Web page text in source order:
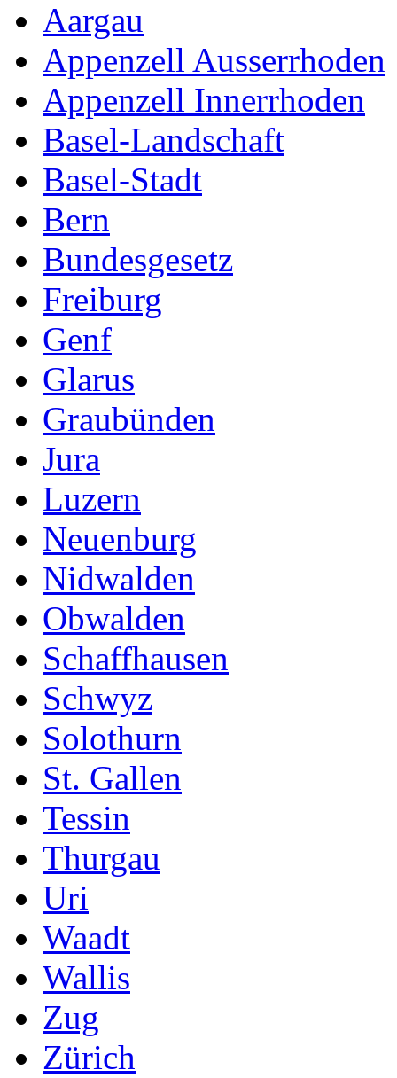
Aargau
Appenzell Ausserrhoden
Appenzell Innerrhoden
Basel-Landschaft
Basel-Stadt
Bern
Bundesgesetz
Freiburg
Genf
Glarus
Graubünden
Jura
Luzern
Neuenburg
Nidwalden
Obwalden
Schaffhausen
Schwyz
Solothurn
St. Gallen
Tessin
Thurgau
Uri
Waadt
Wallis
Zug
Zürich